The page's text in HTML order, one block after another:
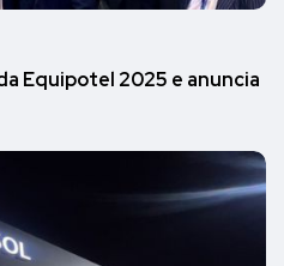
Equipotel 2025 e anuncia